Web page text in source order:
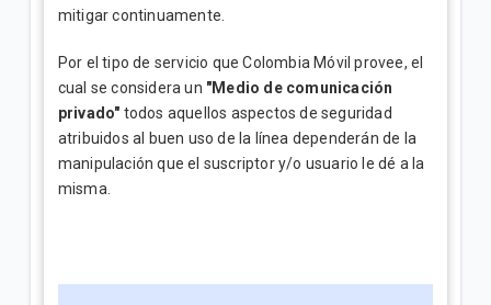
mitigar continuamente.
Por el tipo de servicio que Colombia Móvil provee, el
cual se considera un "Medio de comunicación
privado" todos aquellos aspectos de seguridad
atribuidos al buen uso de la línea dependerán de la
manipulación que el suscriptor y/o usuario le dé a la
misma.